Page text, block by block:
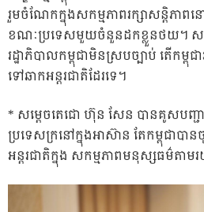
រួមចំណែកក្នុងសកម្មភាពរក្សាសន្តិភាព
ខណៈប្រទេសមួយចំនួនដកខ្លួនថយ។ សម្
រដ្ឋាភិបាលកម្ពុជាមិនស្របច្បាប់ តើកម្ពុ
ទៅឆាកអន្តរជាតិដែរទេ។
* សម្តេចតេជោ ហ៊ុន សែន បានគូសបញ្ជា
ប្រទេសក្រនៅក្នុងអាស៊ាន តែកម្ពុជាប
អន្តរជាតិក្នុង សកម្មភាពមនុស្សធម៌តា